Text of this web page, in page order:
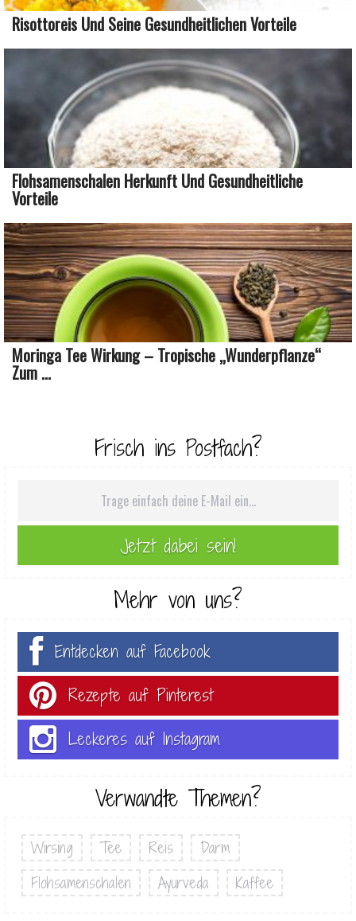
Risottoreis Und Seine Gesundheitlichen Vorteile
Flohsamenschalen Herkunft Und Gesundheitliche
Vorteile
Moringa Tee Wirkung – Tropische „Wunderpflanze“
Zum ...
Frisch ins Postfach?
Mehr von uns?
Entdecken auf Facebook
Rezepte auf Pinterest
Leckeres auf Instagram
Verwandte Themen?
Wirsing Tee Reis
Darm
Flohsamenschalen
Ayurveda Kaffee